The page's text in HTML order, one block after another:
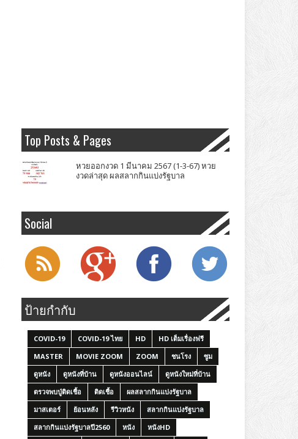
Top Posts & Pages
หวยออกงวด 1 มีนาคม 2567 (1-3-67) หวย
งวดล่าสุด ผลสลากกินแบ่งรัฐบาล
Social
ป้ายกำกับ
COVID-19 COVID-19 ไทย HD
HD เต็มเรื่องฟรี
MASTER
MOVIE ZOOM ZOOM ชนโรง
ซูม
ดูหนัง
ดูหนังที่บ้าน ดูหนังออนไลน์
ดูหนังใหม่ที่บ้าน
ตรวจพบปู่ติดเชื้อ
ติดเชื้อ
ผลสลากกินแบ่งรัฐบาล
มาสเตอร์
ย้อนหลัง รีวิวหนัง
สลากกินแบ่งรัฐบาล
สลากกินแบ่งรัฐบาลปี2560
หนัง
หนังHD